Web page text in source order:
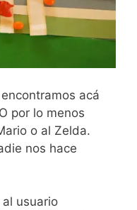
acá
por lo menos
o al Zelda.
nos hace
usuario